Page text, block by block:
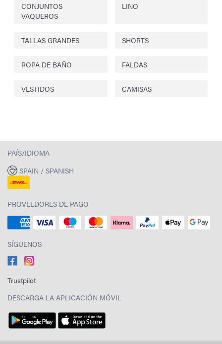
CONJUNTOS
VAQUEROS
LINO
TALLAS GRANDES SHORTS
ROPA DE BAÑO FALDAS
VESTIDOS CAMISAS
PAÍS/IDIOMA
SPAIN / SPANISH
PROVEEDORES DE PAGO
SÍGUENOS
Trustpilot
DESCARGA LA APLICACIÓN MÓVIL